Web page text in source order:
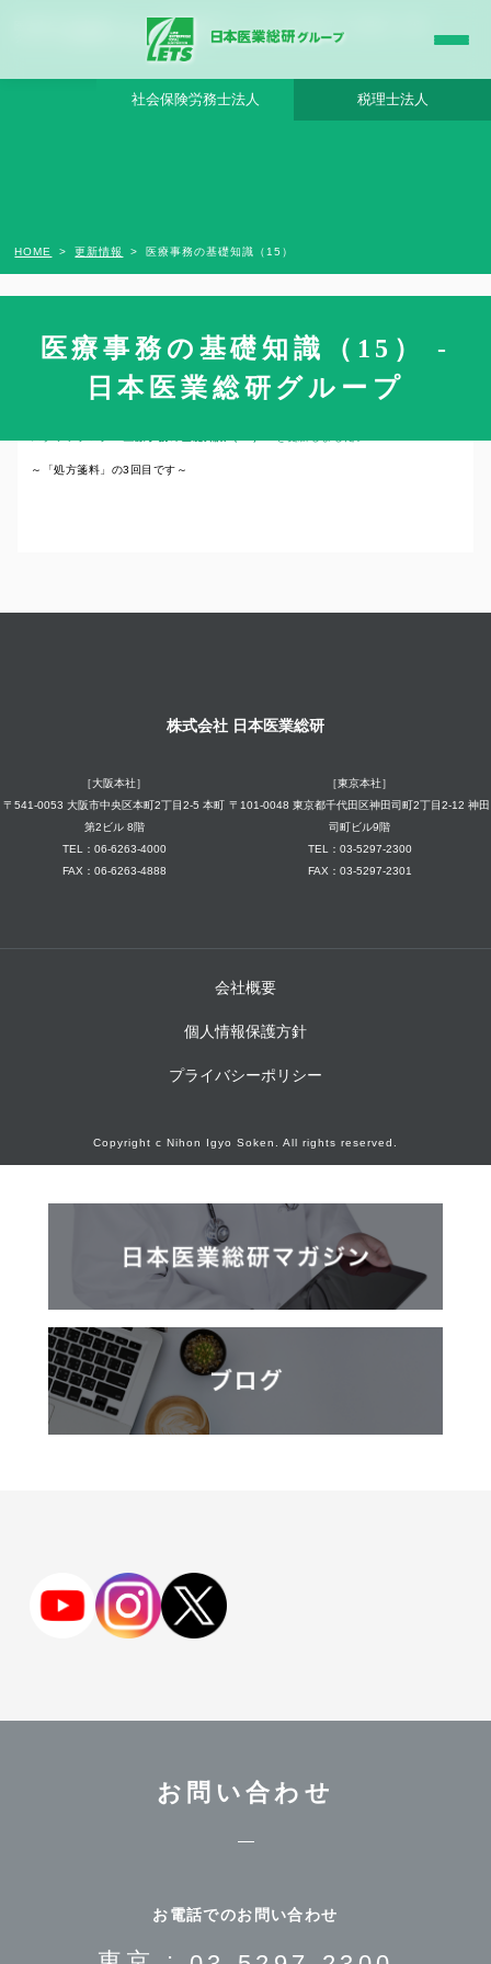
医療事務の基礎知識（15） - 日本医業総研グループ |日本医業総研｜医院開業・承継・
クリニック経営支援・医療モール開発
社会保険労務士法人 税理士法人
医療事務の基礎知識（15） -
日本医業総研グループ
HOME 更新情報 医療事務の基礎知識（15）
2021年6月22日
～「処方箋料」の3回目です～
株式会社 日本医業総研
［大阪本社］
〒541-0053 大阪市中央区本町2丁目2-5 本町
第2ビル 8階
TEL：06-6263-4000
FAX：06-6263-4888
［東京本社］
〒101-0048 東京都千代田区神田司町2丁目2-12 神田
司町ビル9階
TEL：03-5297-2300
FAX：03-5297-2301
会社概要
個人情報保護方針
プライバシーポリシー
Copyright c Nihon Igyo Soken. All rights reserved.
お問い合わせ
お電話でのお問い合わせ